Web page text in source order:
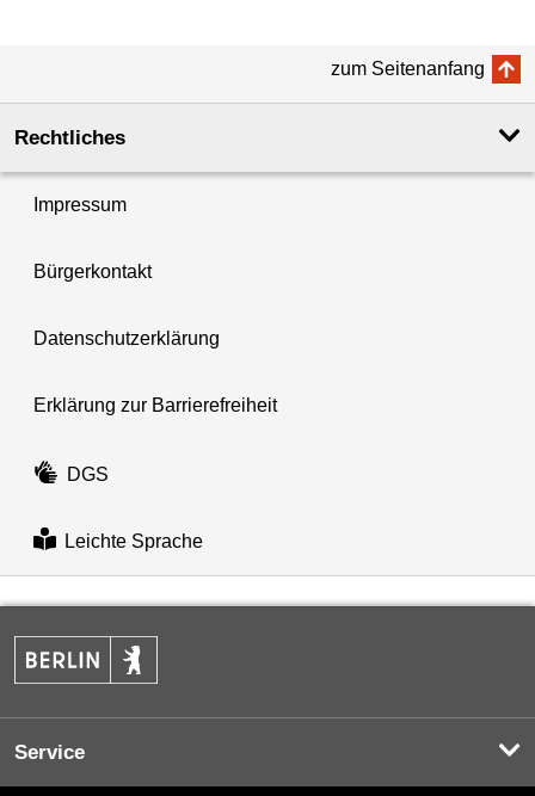
zum Seitenanfang
Rechtliches
Impressum
Bürgerkontakt
Datenschutzerklärung
Erklärung zur Barrierefreiheit
DGS
Leichte Sprache
Service